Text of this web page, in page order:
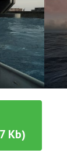
Kb)